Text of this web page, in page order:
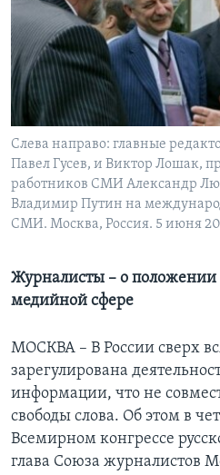
Learning English
СОЦИАЛЬНЫЕ СЕТИ
Языки
Слева направо: главные
Павел Гусев, и Виктор Лошак,
работников СМИ Александр
Владимир Путин на
СМИ. Москва, Россия. 5 июня
Журналисты – о положении
медийной сфере
МОСКВА – В России сверх
зарегулирована
информации, что не
свободы слова. Об этом в
Всемирном конгрессе
глава Союза журналистов